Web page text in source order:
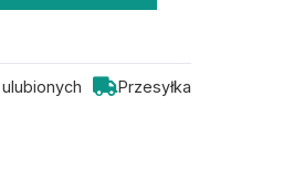
Przesyłka